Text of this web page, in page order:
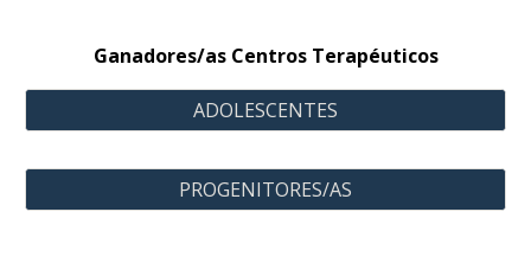
Ganadores/as Centros Terapéuticos
ADOLESCENTES
PROGENITORES/AS